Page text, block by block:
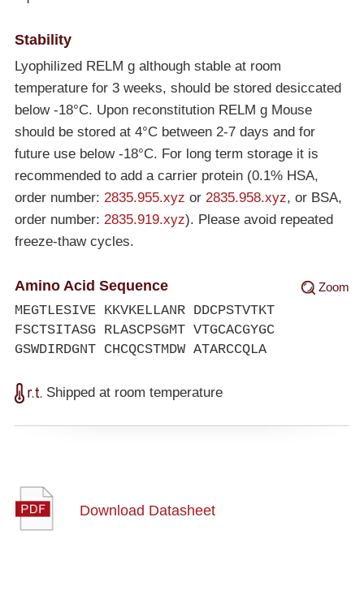
Stability
Lyophilized RELM g although stable at room
temperature for 3 weeks, should be stored desiccated
below -18°C. Upon reconstitution RELM g Mouse
should be stored at 4°C between 2-7 days and for
future use below -18°C. For long term storage it is
recommended to add a carrier protein (0.1% HSA,
order number: 2835.955.xyz or 2835.958.xyz, or BSA,
order number: 2835.919.xyz). Please avoid repeated
freeze-thaw cycles.
Zoom
Amino Acid Sequence
MEGTLESIVE KKVKELLANR DDCPSTVTKT
FSCTSITASG RLASCPSGMT VTGCACGYGC
GSWDIRDGNT CHCQCSTMDW ATARCCQLA
Shipped at room temperature
Download Datasheet